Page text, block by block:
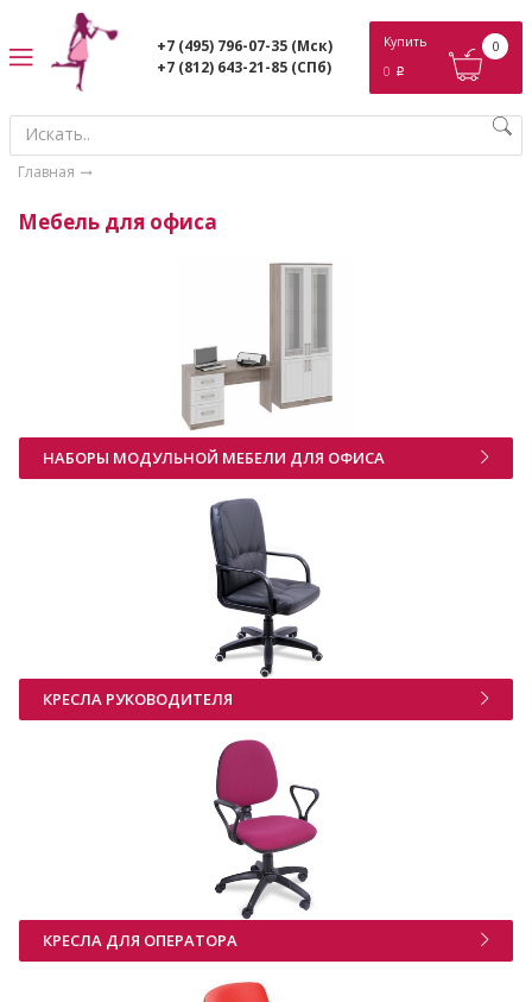
+7 (495) 796-07-35 (Мск)
+7 (812) 643-21-85 (СПб)
Купить
0 p
0
Главная
Мебель для офиса
НАБОРЫ МОДУЛЬНОЙ МЕБЕЛИ ДЛЯ ОФИСА
КРЕСЛА РУКОВОДИТЕЛЯ
КРЕСЛА ДЛЯ ОПЕРАТОРА